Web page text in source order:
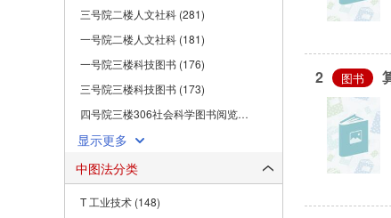
三号院二楼人文社科 (281)
一号院二楼人文社科 (181)
一号院三楼科技图书 (176)
三号院三楼科技图书 (173)
四号院三楼306社会科学图书阅览空间 (105)
显示更多
中图法分类
T 工业技术 (148)
2 图书